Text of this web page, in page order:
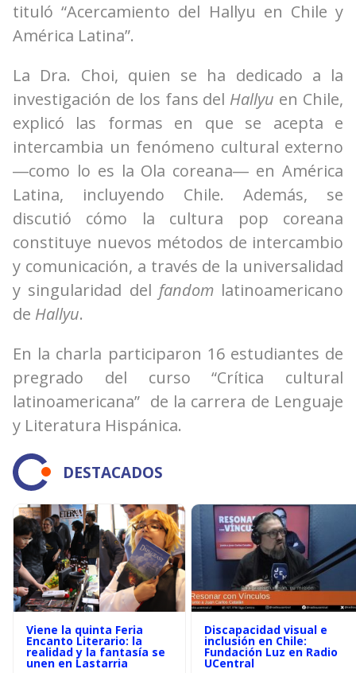
tituló “Acercamiento del Hallyu en Chile y
América Latina”.
La Dra. Choi, quien se ha dedicado a la
investigación de los fans del Hallyu en Chile,
explicó las formas en que se acepta e
intercambia un fenómeno cultural externo
―como lo es la Ola coreana― en América
Latina, incluyendo Chile. Además, se
discutió cómo la cultura pop coreana
constituye nuevos métodos de intercambio
y comunicación, a través de la universalidad
y singularidad del fandomlatinoamericano
de Hallyu.
En la charla participaron 16 estudiantes de
pregrado del curso “Crítica cultural
latinoamericana” de la carrera de Lenguaje
y Literatura Hispánica.
DESTACADOS
Viene la quinta Feria
Encanto Literario: la
realidad y la fantasía se
unen en Lastarria
Discapacidad visual e
inclusión en Chile:
Fundación Luz en Radio
UCentral